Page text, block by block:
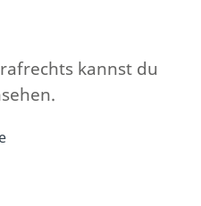
kannst du